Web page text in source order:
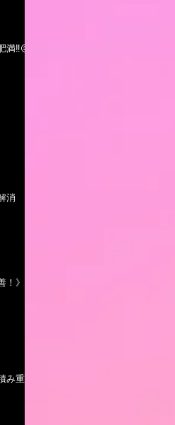
‼️😖
消
》T
み重